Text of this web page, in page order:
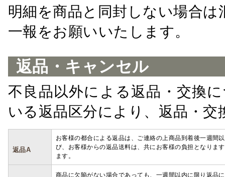
明細を商品と同封しない場合
一報をお願いいたします。
返品・キャンセル
不良品以外による返品・交換
いる返品区分により、返品・
返品A
お客様の都合による返品は、ご連絡の上商品到着後一週間
び、お客様からの返品送料は、共にお客様の負担となりま
ます。
商品に欠陥がない場合であっても、一週間以内に限り返品